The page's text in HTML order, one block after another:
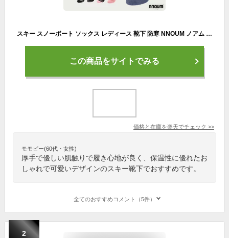
スキー スノーボート ソックス レディース 靴下 防寒 NNOUM ノアム 22-24 クッション性 おしゃれ かわいい 選べるカラバリ ハイソックス
この商品をサイトでみる
価格と在庫を楽天でチェック >>
モモピー(60代・女性)
厚手で優しい肌触りで履き心地が良く、保温性に優れたお
しゃれで可愛いデザインのスキー靴下でおすすめです。
全てのおすすめコメント（5件）
2